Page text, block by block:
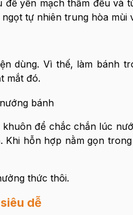
để yến mạch thấm đều và
tự nhiên trung hòa mùi
dùng. Vì thế, làm bánh
mắt đó.
để chắc chắn lúc
hỗn hợp nằm gọn
thức thôi.
dễ